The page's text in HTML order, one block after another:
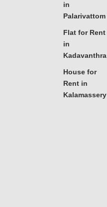
in
Palarivattom
Flat for Rent
in
Kadavanthra
House for
Rent in
Kalamassery